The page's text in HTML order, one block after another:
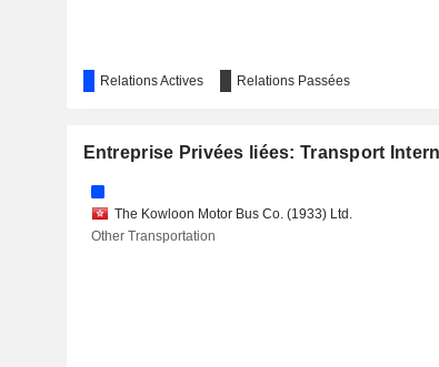
REGAL HOTELS INTERNATIONAL HOLDINGS
WING TAI PROPERTIES LIMITED
CENTURY CITY INTERNATIONAL HOLDINGS
Relations Actives Relations Passées
Entreprise Privées liées: Transport
The Kowloon Motor Bus Co. (1933) Ltd.
Other Transportation